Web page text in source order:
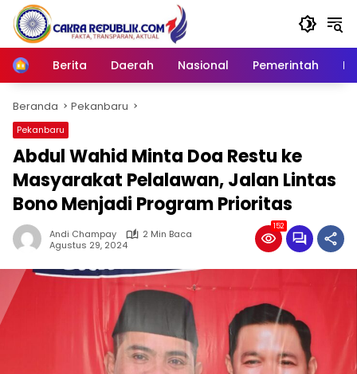
Langsung
konten
Home
Berita Daerah Nasional Pemerintah
Beranda Pekanbaru
Pekanbaru
Abdul Wahid Minta Doa Restu ke
Masyarakat Pelalawan, Jalan Lintas
Bono Menjadi Program Prioritas
Andi Champay
2 Min Baca
Agustus 29, 2024
152